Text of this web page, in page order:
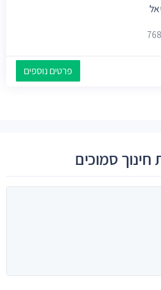
פרטים נוספים
חינוך סמוכים